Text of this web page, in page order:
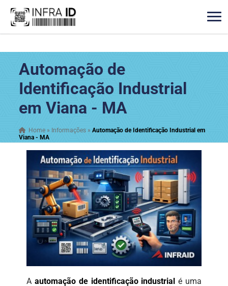
Automação de
Identificação Industrial
em Viana - MA
Home » Informações »Automação de Identificação Industrial em
Viana - MA
Aautomação de identificação industrial é uma